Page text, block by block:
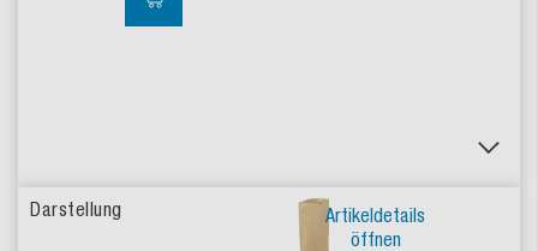
Artikeldetails
öffnen